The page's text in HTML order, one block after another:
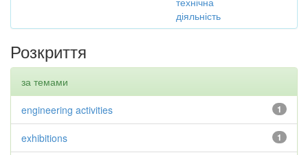
діяльність
Розкриття
за темами
1
engineering activities
1
exhibitions